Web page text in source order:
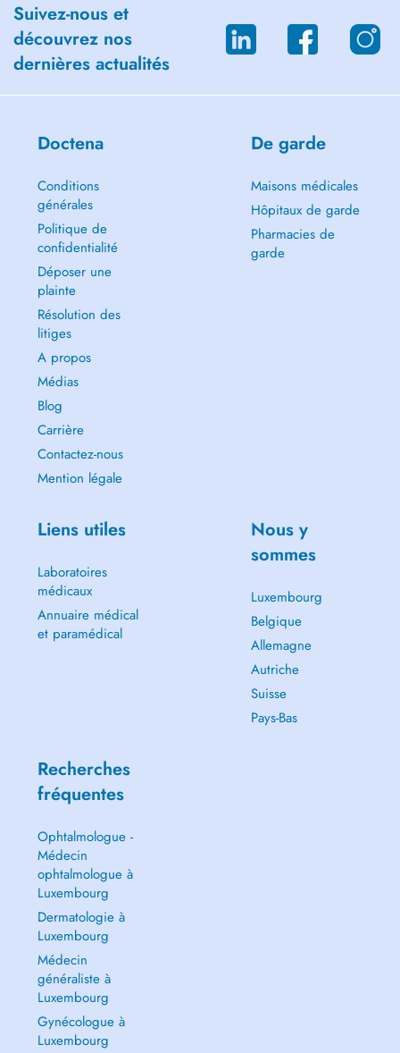
Suivez-nous et
découvrez nos
dernières actualités
Doctena
Conditions
générales
Politique de
confidentialité
Déposer une
plainte
Résolution des
litiges
A propos
Médias
Blog
Carrière
Contactez-nous
Mention légale
De garde
Maisons médicales
Hôpitaux de garde
Pharmacies de
garde
Liens utiles
Laboratoires
médicaux
Annuaire médical
et paramédical
Nous y
sommes
Luxembourg
Belgique
Allemagne
Autriche
Suisse
Pays-Bas
Recherches
fréquentes
Ophtalmologue -
Médecin
ophtalmologue à
Luxembourg
Dermatologie à
Luxembourg
Médecin
généraliste à
Luxembourg
Gynécologue à
Luxembourg